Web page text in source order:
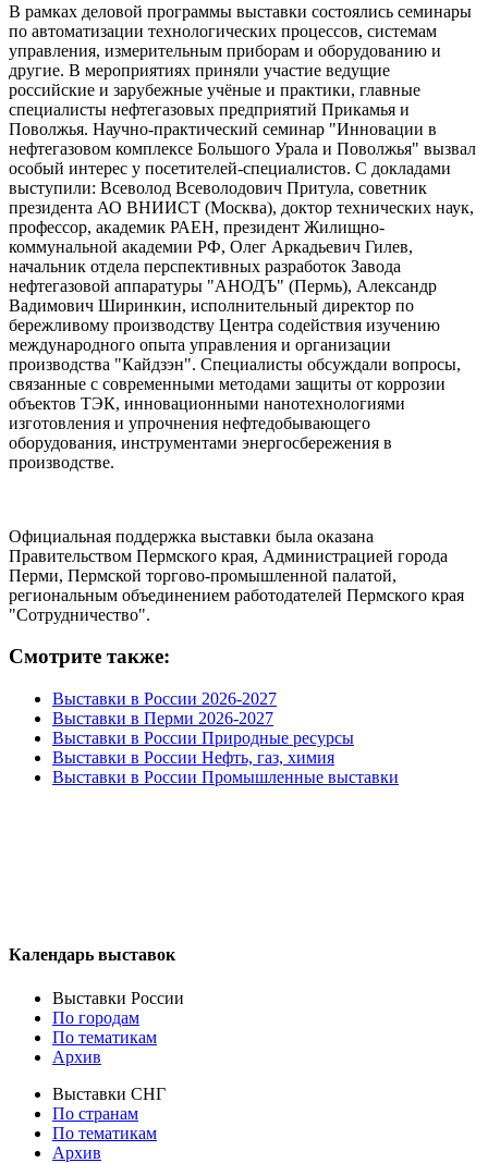
В рамках деловой программы выставки состоялись семинары
по автоматизации технологических процессов, системам
управления, измерительным приборам и оборудованию и
другие. В мероприятиях приняли участие ведущие
российские и зарубежные учёные и практики, главные
специалисты нефтегазовых предприятий Прикамья и
Поволжья. Научно-практический семинар "Инновации в
нефтегазовом комплексе Большого Урала и Поволжья" вызвал
особый интерес у посетителей-специалистов. С докладами
выступили: Всеволод Всеволодович Притула, советник
президента АО ВНИИСТ (Москва), доктор технических наук,
профессор, академик РАЕН, президент Жилищно-
коммунальной академии РФ, Олег Аркадьевич Гилев,
начальник отдела перспективных разработок Завода
нефтегазовой аппаратуры "АНОДЪ" (Пермь), Александр
Вадимович Ширинкин, исполнительный директор по
бережливому производству Центра содействия изучению
международного опыта управления и организации
производства "Кайдзэн". Специалисты обсуждали вопросы,
связанные с современными методами защиты от коррозии
объектов ТЭК, инновационными нанотехнологиями
изготовления и упрочнения нефтедобывающего
оборудования, инструментами энергосбережения в
производстве.
Официальная поддержка выставки была оказана
Правительством Пермского края, Администрацией города
Перми, Пермской торгово-промышленной палатой,
региональным объединением работодателей Пермского края
"Сотрудничество".
Смотрите также:
Выставки в России 2026-2027
Выставки в Перми 2026-2027
Выставки в России Природные ресурсы
Выставки в России Нефть, газ, химия
Выставки в России Промышленные выставки
Календарь выставок
Выставки России
По городам
По тематикам
Архив
Выставки СНГ
По странам
По тематикам
Архив